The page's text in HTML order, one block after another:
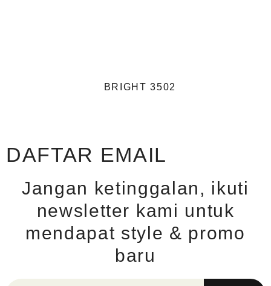
BRIGHT 3502
DAFTAR EMAIL
Jangan ketinggalan, ikuti
newsletter kami untuk
mendapat style & promo
baru